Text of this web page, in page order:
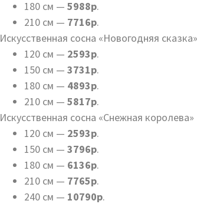
180 см — 5988р.
210 см — 7716р.
Искусственная сосна «Новогодняя
120 см — 2593р.
150 см — 3731р.
180 см — 4893р.
210 см — 5817р.
Искусственная сосна «Снежная королева»
120 см — 2593р.
150 см — 3796р.
180 см — 6136р.
210 см — 7765р.
240 см — 10790р.